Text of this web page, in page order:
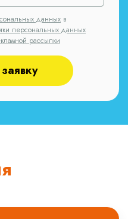
данных в
персональных данных
рассылки